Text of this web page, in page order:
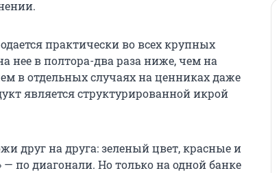
практически во всех крупных
нее в полтора-два раза ниже, чем на
в отдельных случаях на ценниках даже
является структурированной икрой
друг на друга: зеленый цвет, красные и
по диагонали. Но только на одной банке